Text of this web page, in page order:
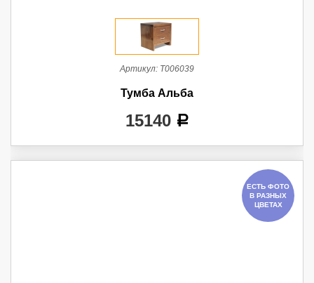
Артикул: Т006039
Тумба Альба
15140 a
ЕСТЬ ФОТО
В РАЗНЫХ
ЦВЕТАХ